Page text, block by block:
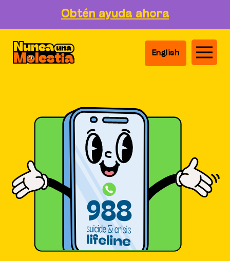
Obtén ayuda ahora
English